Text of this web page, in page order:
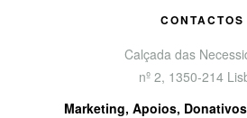
CONTACTOS
Calçada das
nº 2, 1350-214
Marketing, Apoios,